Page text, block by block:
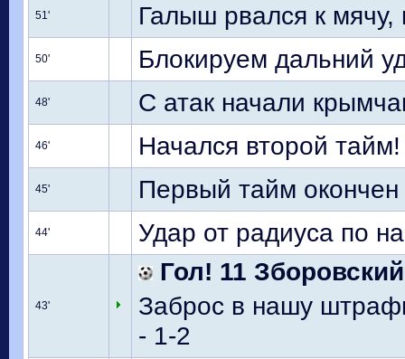
51' Галыш рвался к
50' Блокируем дальний
48' С атак начали
46' Начался второй тайм!
45' Первый тайм окончен
44' Удар от радиуса по
43'
Гол! 11 Зборовский
Заброс в нашу
- 1-2